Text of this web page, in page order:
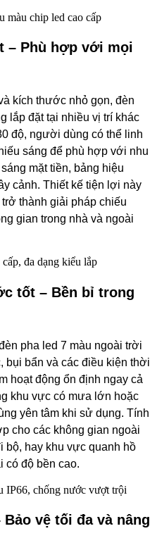
– Phù hợp với mọi
kích thước nhỏ gọn, đèn
lắp đặt tại nhiều vị trí khác
độ, người dùng có thể linh
sáng để phù hợp với nhu
mặt tiền, bảng hiệu
cảnh. Thiết kế tiện lợi này
thành giải pháp chiếu
gian trong nhà và ngoài
tốt – Bền bỉ trong
pha led 7 màu ngoài trời
bụi bẩn và các điều kiện thời
hoạt động ổn định ngay cả
khu vực có mưa lớn hoặc
yên tâm khi sử dụng. Tính
cho các không gian ngoài
bộ, hay khu vực quanh hồ
có độ bền cao.
vệ tối đa và nâng